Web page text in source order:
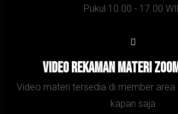
Pukul 10.00 - 17.00
Video Rekaman Materi
Video materi tersedia di member area
kapan saja